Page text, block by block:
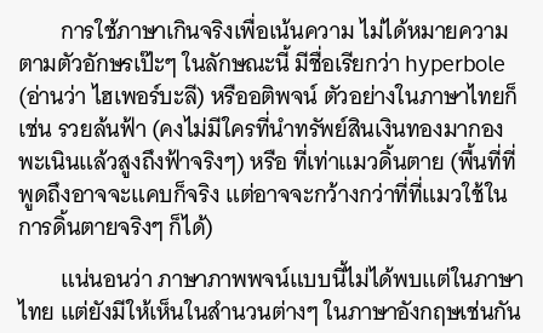
การใช้ภาษาเกินจริงเพื่อเน้นความไม่ได้หมายความ
ตามตัวอักษรเป๊ะๆในลักษณะนี้มีชื่อเรียกว่าhyperbole
(อ่านว่าไฮเพอร์บะลี)หรืออติพจน์ตัวอย่างในภาษาไทยก็
เช่นรวยล้นฟ้า(คงไม่มีใครที่นำทรัพย์สินเงินทองมากอง
พะเนินแล้วสูงถึงฟ้าจริงๆ)หรือที่เท่าแมวดิ้นตาย(พื้นที่ที่
พูดถึงอาจจะแคบก็จริงแต่อาจจะกว้างกว่าที่ที่แมวใช้ใน
การดิ้นตายจริงๆก็ได้)
แน่นอนว่าภาษาภาพพจน์แบบนี้ไม่ได้พบแต่ในภาษา
ไทย แต่ยังมีให้เห็นในสำนวนต่างๆในภาษาอังกฤษเช่นกัน